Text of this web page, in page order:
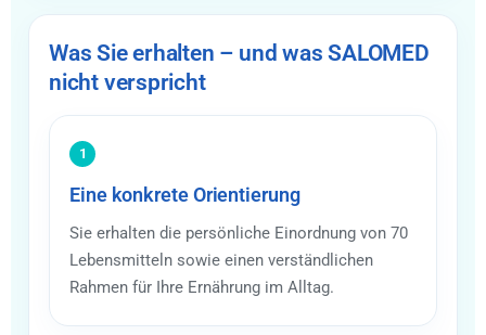
Was Sie erhalten – und was SALOMED
nicht verspricht
1
Eine konkrete Orientierung
Sie erhalten die persönliche Einordnung von 70
Lebensmitteln sowie einen verständlichen
Rahmen für Ihre Ernährung im Alltag.